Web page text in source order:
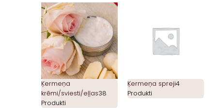
Ķermeņa
krēmi/sviesti/eļļas38
Produkti
Ķermeņa spreji4
Produkti